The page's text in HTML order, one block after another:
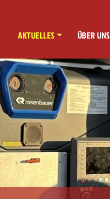
AKTUELLES ÜBER UNS